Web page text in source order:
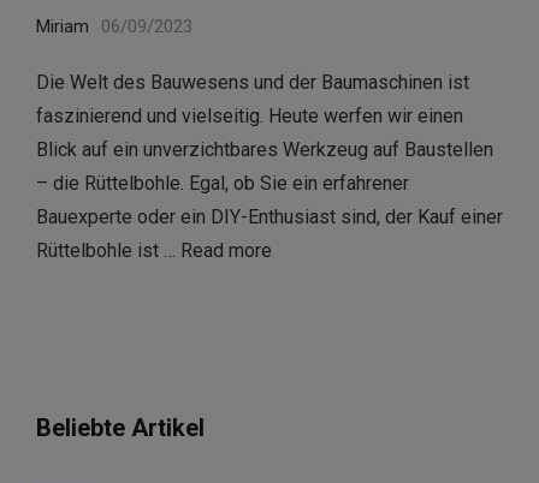
Miriam 06/09/2023
Die Welt des Bauwesens und der Baumaschinen ist
faszinierend und vielseitig. Heute werfen wir einen
Blick auf ein unverzichtbares Werkzeug auf Baustellen
– die Rüttelbohle. Egal, ob Sie ein erfahrener
Bauexperte oder ein DIY-Enthusiast sind, der Kauf einer
Rüttelbohle ist … Read more
Beliebte Artikel